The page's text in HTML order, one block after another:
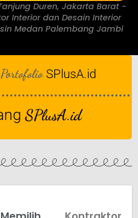
Duren, Jakarta Barat -
Interior dan Desain Interior
Medan Palembang Jambi
Portofolio SPlusA.id
SPlusA.id